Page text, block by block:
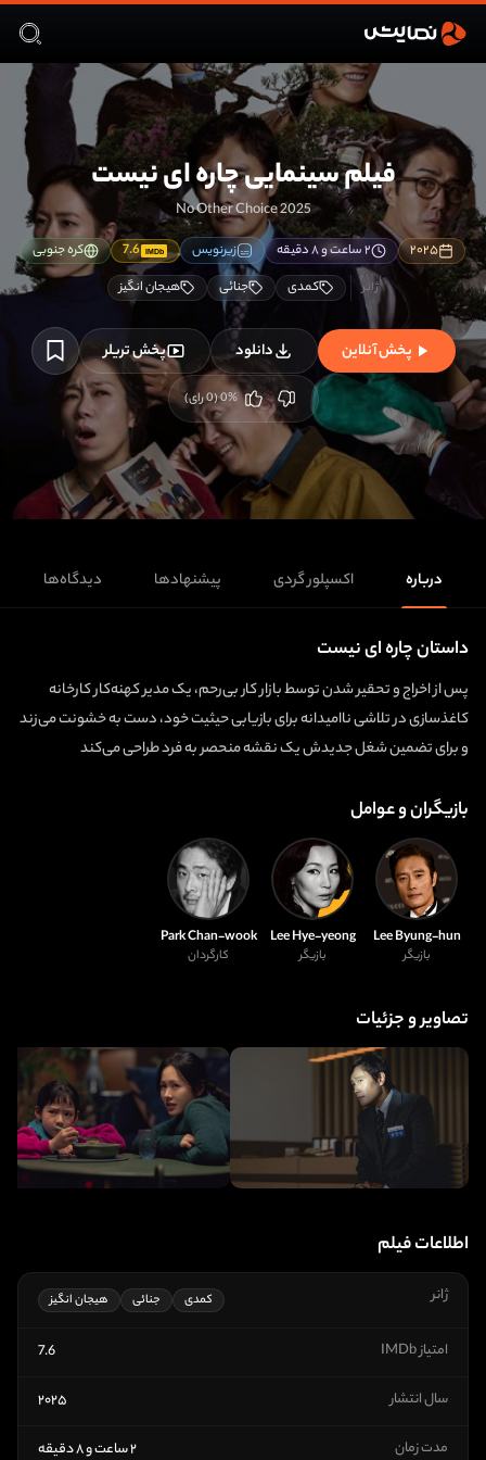
فیلم سینمایی چاره ای نیست
No Other Choice 2025
۲۰۲۵ ۲ ساعت و ۸ دقیقه زیرنویس IMDb
7.6
کره جنوبی
کمدی
جنائی هیجان انگیز
پخش آنلاین دانلود پخش تریلر
0%
(
0رای)
درباره اکسپلور گردی پیشنهادها دیدگاه‌ها
داستان چاره ای نیست
پس از اخراج و تحقیر شدن توسط بازار کار بی‌رحم، یک مدیر کهنه‌کار کارخانه
کاغذسازی در تلاشی ناامیدانه برای بازیابی حیثیت خود، دست به خشونت می‌زند
و برای تضمین شغل جدیدش یک نقشه منحصر به فرد طراحی می‌کند
بازیگران و عوامل
Lee Byung-hun
بازیگر
Lee Hye-yeong
بازیگر
Park Chan-wook
کارگردان
تصاویر و جزئیات
اطلاعات فیلم
ژانر کمدی جنائی هیجان انگیز
امتیاز IMDb 7.6
سال انتشار ۲۰۲۵
مدت زمان ۲ ساعت و ۸ دقیقه